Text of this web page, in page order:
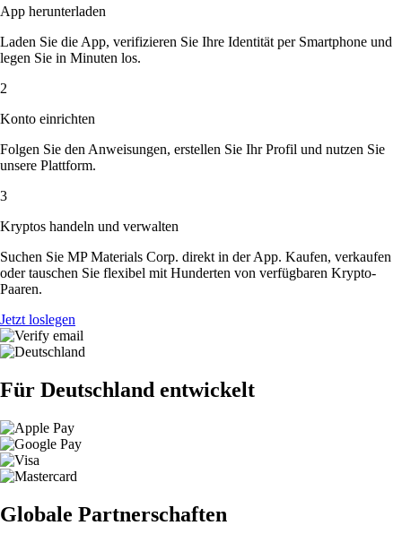
App herunterladen
Laden Sie die App, verifizieren Sie Ihre Identität per Smartphone und
legen Sie in Minuten los.
2
Konto einrichten
Folgen Sie den Anweisungen, erstellen Sie Ihr Profil und nutzen Sie
unsere Plattform.
3
Kryptos handeln und verwalten
Suchen Sie MP Materials Corp. direkt in der App. Kaufen, verkaufen
oder tauschen Sie flexibel mit Hunderten von verfügbaren Krypto-
Paaren.
Jetzt loslegen
Für Deutschland entwickelt
Globale Partnerschaften